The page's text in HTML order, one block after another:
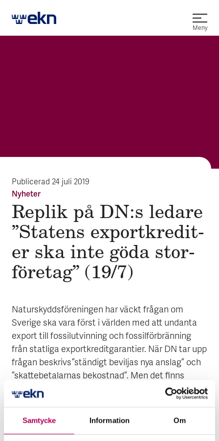
Samtycke Information Om
Öppna
Meny
Publicerad 24 juli 2019
Nyheter
Re­plik på DN:s le­da­re
”Stat­ens ex­port­kre­dit­
er ska inte göda stor­
företag” (19/7)
Naturskyddsföreningen har väckt frågan om
Sverige ska vara först i världen med att undanta
export till fossilutvinning och fossilförbränning
från statliga exportkreditgarantier. När DN tar upp
frågan beskrivs ”ständigt beviljas nya anslag” och
”skattebetalarnas bekostnad”. Men det finns
varken anslag eller kostnader för skattebetalarna i
EKN:s verksamhet och har inte funnits sedan
starten 1933. Verksamheten finansieras med de